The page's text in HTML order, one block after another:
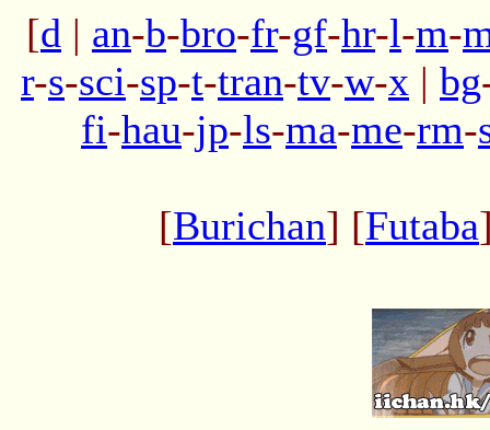
[d | an-b-bro-fr-gf-hr-l-m-
r-s-sci-sp-t-tran-tv-w-x | bg
fi-hau-jp-ls-ma-me-rm-
[Burichan] [Futaba